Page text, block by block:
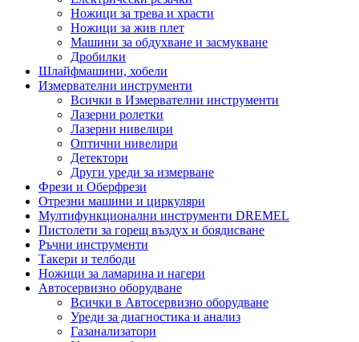
Ножици за трева и храсти
Ножици за жив плет
Машини за обдухване и засмукване
Дробилки
Шлайфмашини, хобели
Измервателни инструменти
Всички в Измервателни инструменти
Лазерни ролетки
Лазерни нивелири
Оптични нивелири
Детектори
Други уреди за измерване
Фрези и Оберфрези
Отрезни машини и циркуляри
Мултифункционални инструменти DREMEL
Пистолети за горещ въздух и боядисване
Ръчни инструменти
Такери и телбоди
Ножици за ламарина и нагери
Автосервизно оборудване
Всички в Автосервизно оборудване
Уреди за диагностика и анализ
Газанализатори